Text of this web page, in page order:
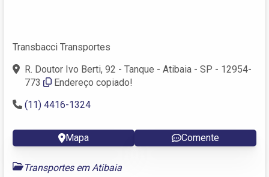
Transbacci Transportes
R. Doutor Ivo Berti, 92 - Tanque - Atibaia - SP - 12954-
773
Endereço copiado!
(11) 4416-1324
Mapa Comente
Transportes em Atibaia